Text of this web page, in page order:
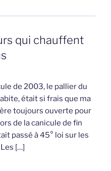
qui chauffent
de 2003, le pallier du
était si frais que ma
toujours ouverte pour
de la canicule de fin
passé à 45° loi sur les
[…]